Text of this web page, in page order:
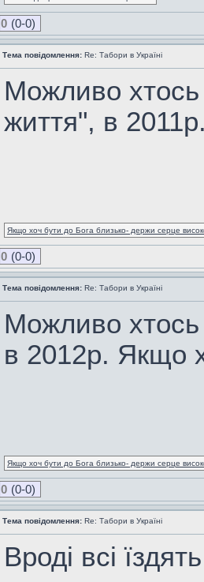
0 (0-0)
Тема повідомлення: Re: Табори в Україні
Можливо хтось
життя", в
Якщо хоч бути до Бога близько- держи серце
0 (0-0)
Тема повідомлення: Re: Табори в Україні
Можливо хтось
в 2012р. Якщо
Якщо хоч бути до Бога близько- держи серце
0 (0-0)
Тема повідомлення: Re: Табори в Україні
Вроді всі